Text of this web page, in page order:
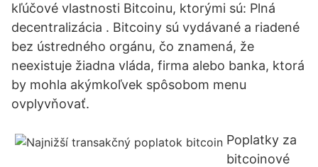
kľúčové vlastnosti Bitcoinu, ktorými sú: Plná
decentralizácia . Bitcoiny sú vydávané a riadené
bez ústredného orgánu, čo znamená, že
neexistuje žiadna vláda, firma alebo banka, ktorá
by mohla akýmkoľvek spôsobom menu
ovplyvňovať.
Poplatky za
bitcoinové